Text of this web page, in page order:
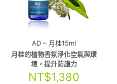
AD – 月桂15ml
月桂的植物香氛淨化空氣與環
境，提升防護力
NT$1,380